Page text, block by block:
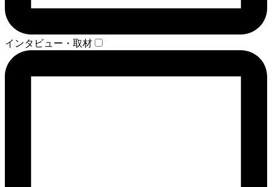
インタビュー・取材